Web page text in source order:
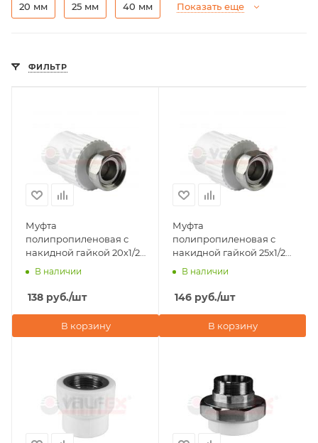
20 мм 25 мм 40 мм Показать еще
ФИЛЬТР
Муфта
полипропиленовая с
накидной гайкой 20х1/2"
Valfex, серая
В наличии
138 руб./шт
В корзину
Муфта
полипропиленовая с
накидной гайкой 25х1/2"
Valfex, белая
В наличии
146 руб./шт
В корзину